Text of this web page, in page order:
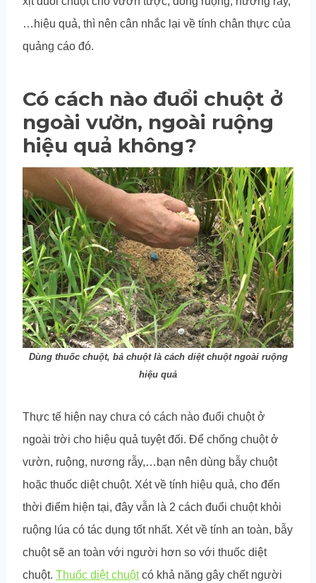
…hiệu quả, thì nên cân nhắc lại về tính chân thực của
quảng cáo đó.
Có cách nào đuổi chuột ở
ngoài vườn, ngoài ruộng
hiệu quả không?
Dùng thuốc chuột, bả chuột là cách diệt chuột ngoài ruộng
hiệu quả
Thực tế hiện nay chưa có cách nào đuổi chuột ở
ngoài trời cho hiệu quả tuyệt đối. Để chống chuột ở
vườn, ruộng, nương rẫy,…bạn nên dùng bẫy chuột
hoặc thuốc diệt chuột. Xét về tính hiệu quả, cho đến
thời điểm hiện tại, đây vẫn là 2 cách đuổi chuột khỏi
ruộng lúa có tác dụng tốt nhất. Xét về tính an toàn, bẫy
chuột sẽ an toàn với người hơn so với thuốc diệt
chuột. Thuốc diệt chuộtcó khả năng gây chết người